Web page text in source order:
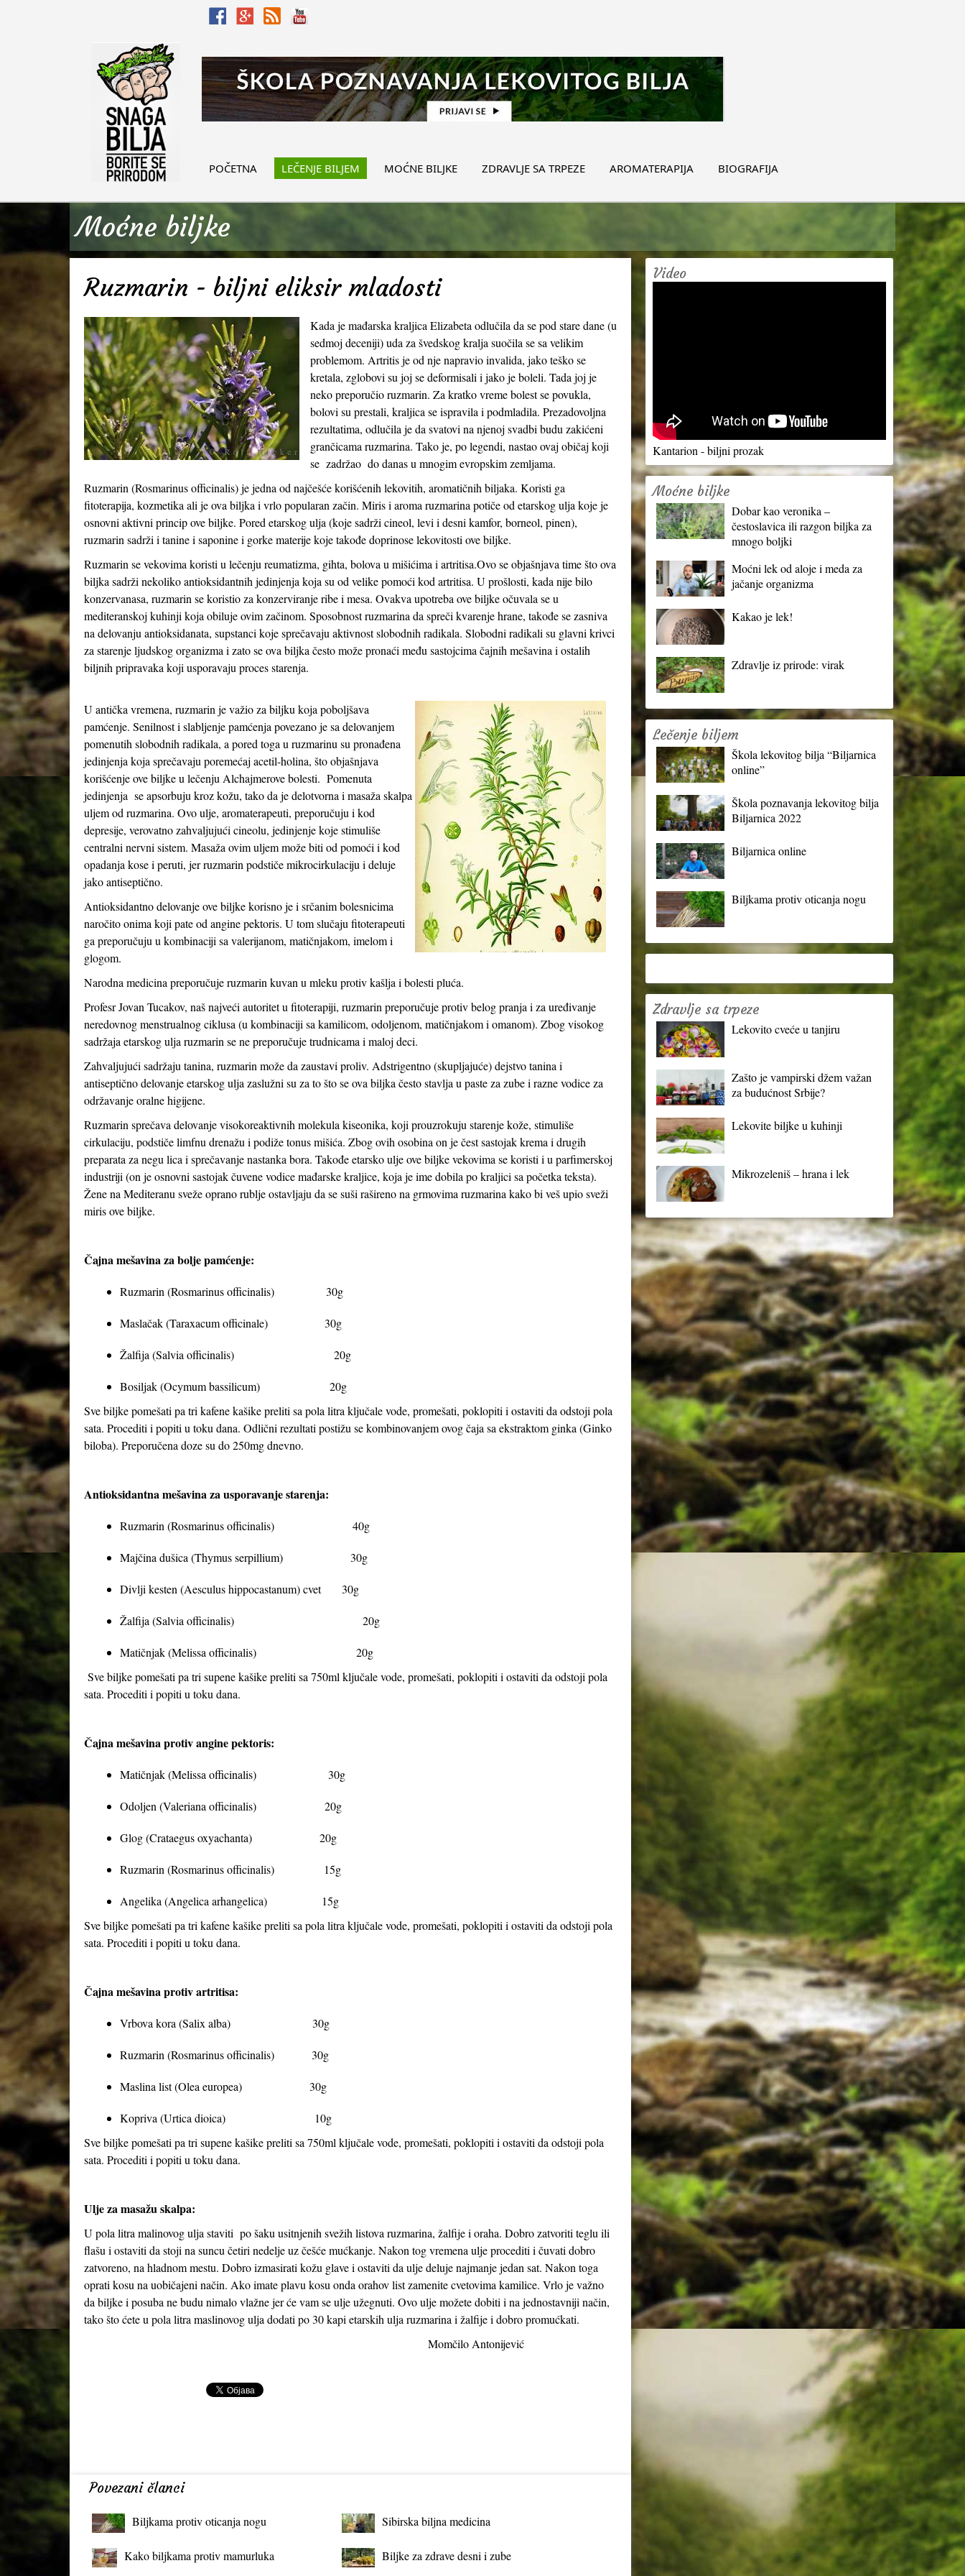
POČETNA LEČENJE BILJEM MOĆNE BILJKE ZDRAVLJE SA TRPEZE AROMATERAPIJA BIOGRAFIJA
Moćne biljke
Ruzmarin - biljni eliksir mladosti
Kada je mađarska kraljica Elizabeta odlučila da se pod stare dane (u
sedmoj deceniji) uda za švedskog kralja suočila se sa velikim
problemom. Artritis je od nje napravio invalida, jako teško se
kretala, zglobovi su joj se deformisali i jako je boleli. Tada joj je
neko preporučio ruzmarin. Za kratko vreme bolest se povukla,
bolovi su prestali, kraljica se ispravila i podmladila. Prezadovoljna
rezultatima, odlučila je da svatovi na njenoj svadbi budu zakićeni
grančicama ruzmarina. Tako je, po legendi, nastao ovaj običaj koji
se zadržao do danas u mnogim evropskim zemljama.
Ruzmarin (Rosmarinus officinalis) je jedna od najčešće korišćenih lekovitih, aromatičnih biljaka. Koristi ga
fitoterapija, kozmetika ali je ova biljka i vrlo popularan začin. Miris i aroma ruzmarina potiče od etarskog ulja koje je
osnovni aktivni princip ove biljke. Pored etarskog ulja (koje sadrži cineol, levi i desni kamfor, borneol, pinen),
ruzmarin sadrži i tanine i saponine i gorke materije koje takođe doprinose lekovitosti ove biljke.
Ruzmarin se vekovima koristi u lečenju reumatizma, gihta, bolova u mišićima i artritisa.Ovo se objašnjava time što ova
biljka sadrži nekoliko antioksidantnih jedinjenja koja su od velike pomoći kod artritisa. U prošlosti, kada nije bilo
konzervanasa, ruzmarin se koristio za konzerviranje ribe i mesa. Ovakva upotreba ove biljke očuvala se u
mediteranskoj kuhinji koja obiluje ovim začinom. Sposobnost ruzmarina da spreči kvarenje hrane, takođe se zasniva
na delovanju antioksidanata, supstanci koje sprečavaju aktivnost slobodnih radikala. Slobodni radikali su glavni krivci
za starenje ljudskog organizma i zato se ova biljka često može pronaći među sastojcima čajnih mešavina i ostalih
biljnih pripravaka koji usporavaju proces starenja.
U antička vremena, ruzmarin je važio za biljku koja poboljšava
pamćenje. Senilnost i slabljenje pamćenja povezano je sa delovanjem
pomenutih slobodnih radikala, a pored toga u ruzmarinu su pronađena
jedinjenja koja sprečavaju poremećaj acetil-holina, što objašnjava
korišćenje ove biljke u lečenju Alchajmerove bolesti. Pomenuta
jedinjenja se apsorbuju kroz kožu, tako da je delotvorna i masaža skalpa
uljem od ruzmarina. Ovo ulje, aromaterapeuti, preporučuju i kod
depresije, verovatno zahvaljujući cineolu, jedinjenje koje stimuliše
centralni nervni sistem. Masaža ovim uljem može biti od pomoći i kod
opadanja kose i peruti, jer ruzmarin podstiče mikrocirkulaciju i deluje
jako antiseptično.
Antioksidantno delovanje ove biljke korisno je i srčanim bolesnicima
naročito onima koji pate od angine pektoris. U tom slučaju fitoterapeuti
ga preporučuju u kombinaciji sa valerijanom, matičnjakom, imelom i
glogom.
Narodna medicina preporučuje ruzmarin kuvan u mleku protiv kašlja i bolesti pluća.
Profesr Jovan Tucakov, naš najveći autoritet u fitoterapiji, ruzmarin preporučuje protiv belog pranja i za uređivanje
neredovnog menstrualnog ciklusa (u kombinaciji sa kamilicom, odoljenom, matičnjakom i omanom). Zbog visokog
sadržaja etarskog ulja ruzmarin se ne preporučuje trudnicama i maloj deci.
Zahvaljujući sadržaju tanina, ruzmarin može da zaustavi proliv. Adstrigentno (skupljajuće) dejstvo tanina i
antiseptično delovanje etarskog ulja zaslužni su za to što se ova biljka često stavlja u paste za zube i razne vodice za
održavanje oralne higijene.
Ruzmarin sprečava delovanje visokoreaktivnih molekula kiseonika, koji prouzrokuju starenje kože, stimuliše
cirkulaciju, podstiče limfnu drenažu i podiže tonus mišića. Zbog ovih osobina on je čest sastojak krema i drugih
preparata za negu lica i sprečavanje nastanka bora. Takođe etarsko ulje ove biljke vekovima se koristi i u parfimerskoj
industriji (on je osnovni sastojak čuvene vodice mađarske kraljice, koja je ime dobila po kraljici sa početka teksta).
Žene na Mediteranu sveže oprano rublje ostavljaju da se suši rašireno na grmovima ruzmarina kako bi veš upio sveži
miris ove biljke.
Čajna mešavina za bolje pamćenje:
Ruzmarin (Rosmarinus officinalis) 30g
Maslačak (Taraxacum officinale) 30g
Žalfija (Salvia officinalis) 20g
Bosiljak (Ocymum bassilicum) 20g
Sve biljke pomešati pa tri kafene kašike preliti sa pola litra ključale vode, promešati, poklopiti i ostaviti da odstoji pola
sata. Procediti i popiti u toku dana. Odlični rezultati postižu se kombinovanjem ovog čaja sa ekstraktom ginka (Ginko
biloba). Preporučena doze su do 250mg dnevno.
Antioksidantna mešavina za usporavanje starenja:
Ruzmarin (Rosmarinus officinalis) 40g
Majčina dušica (Thymus serpillium) 30g
Divlji kesten (Aesculus hippocastanum) cvet 30g
Žalfija (Salvia officinalis) 20g
Matičnjak (Melissa officinalis) 20g
Sve biljke pomešati pa tri supene kašike preliti sa 750ml ključale vode, promešati, poklopiti i ostaviti da odstoji pola
sata. Procediti i popiti u toku dana.
Čajna mešavina protiv angine pektoris:
Matičnjak (Melissa officinalis) 30g
Odoljen (Valeriana officinalis) 20g
Glog (Crataegus oxyachanta) 20g
Ruzmarin (Rosmarinus officinalis) 15g
Angelika (Angelica arhangelica) 15g
Sve biljke pomešati pa tri kafene kašike preliti sa pola litra ključale vode, promešati, poklopiti i ostaviti da odstoji pola
sata. Procediti i popiti u toku dana.
Čajna mešavina protiv artritisa:
Vrbova kora (Salix alba) 30g
Ruzmarin (Rosmarinus officinalis) 30g
Maslina list (Olea europea) 30g
Kopriva (Urtica dioica) 10g
Sve biljke pomešati pa tri supene kašike preliti sa 750ml ključale vode, promešati, poklopiti i ostaviti da odstoji pola
sata. Procediti i popiti u toku dana.
Ulje za masažu skalpa:
U pola litra malinovog ulja staviti po šaku usitnjenih svežih listova ruzmarina, žalfije i oraha. Dobro zatvoriti teglu ili
flašu i ostaviti da stoji na suncu četiri nedelje uz češće mućkanje. Nakon tog vremena ulje procediti i čuvati dobro
zatvoreno, na hladnom mestu. Dobro izmasirati kožu glave i ostaviti da ulje deluje najmanje jedan sat. Nakon toga
oprati kosu na uobičajeni način. Ako imate plavu kosu onda orahov list zamenite cvetovima kamilice. Vrlo je važno
da biljke i posuba ne budu nimalo vlažne jer će vam se ulje užegnuti. Ovo ulje možete dobiti i na jednostavniji način,
tako što ćete u pola litra maslinovog ulja dodati po 30 kapi etarskih ulja ruzmarina i žalfije i dobro promućkati.
Momčilo Antonijević
Povezani članci
Biljkama protiv oticanja nogu Sibirska biljna medicina
Kako biljkama protiv mamurluka Biljke za zdrave desni i zube
Video
Kantarion - biljni prozak
Moćne biljke
Dobar kao veronika –
čestoslavica ili razgon biljka za
mnogo boljki
Moćni lek od aloje i meda za
jačanje organizma
Kakao je lek!
Zdravlje iz prirode: virak
Lečenje biljem
Škola lekovitog bilja “Biljarnica
online”
Škola poznavanja lekovitog bilja
Biljarnica 2022
Biljarnica online
Biljkama protiv oticanja nogu
Zdravlje sa trpeze
Lekovito cveće u tanjiru
Zašto je vampirski džem važan
za budućnost Srbije?
Lekovite biljke u kuhinji
Mikrozeleniš – hrana i lek